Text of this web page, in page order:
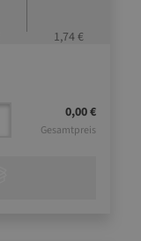
1,74 €
0,00 €
Gesamtpreis